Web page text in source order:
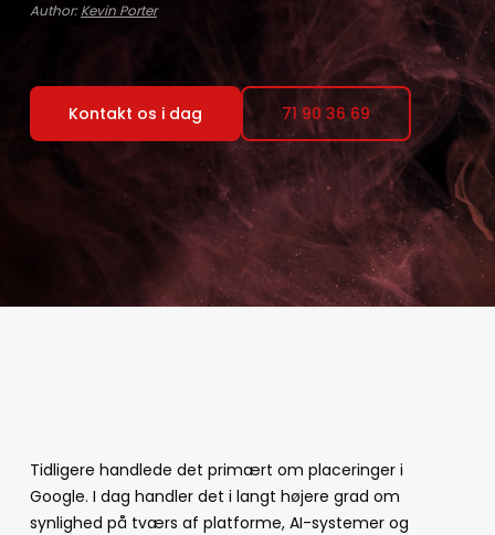
Author:Kevin Porter
Kontakt os i dag 71 90 36 69
Tidligere handlede det primært om placeringer i
Google. I dag handler det i langt højere grad om
synlighed på tværs af platforme, AI-systemer og